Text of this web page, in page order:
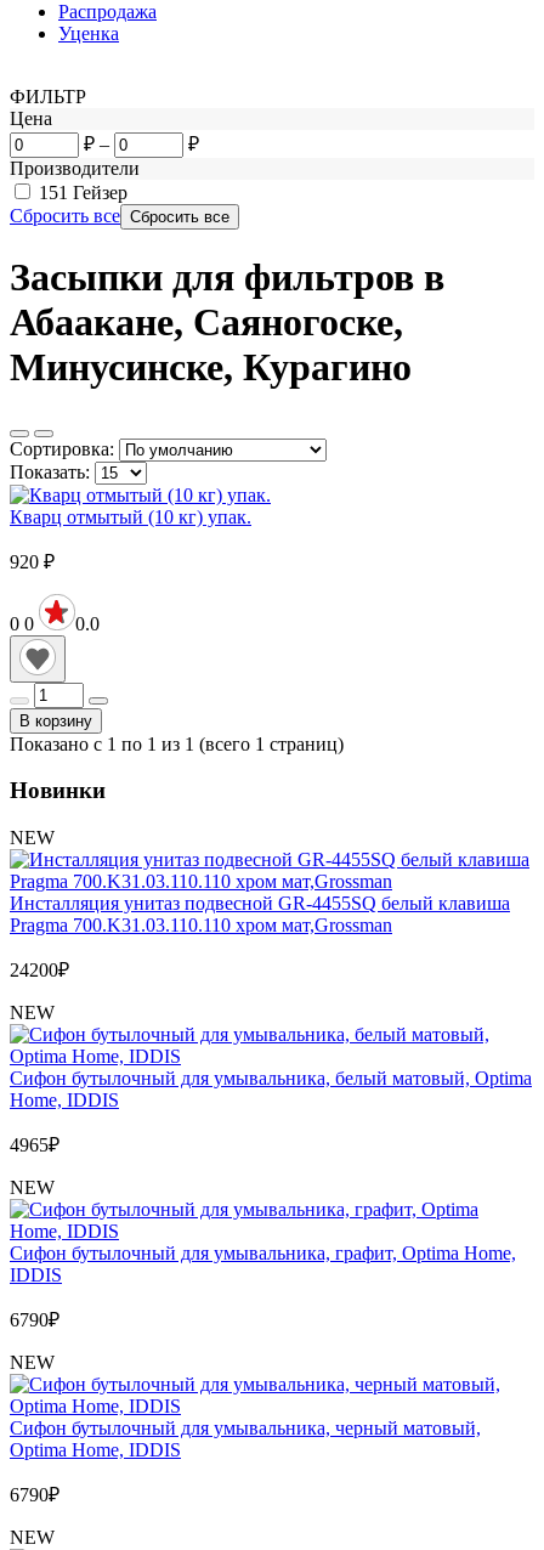
Распродажа
Уценка
ФИЛЬТР
Цена
₽ –
₽
Производители
151 Гейзер
Сбросить все
Засыпки для фильтров в
Абаакане, Саяногоске,
Минусинске, Курагино
Сортировка:
Показать:
Кварц отмытый (10 кг) упак.
920 ₽
0 0 0.0
В корзину
Показано с 1 по 1 из 1 (всего 1 страниц)
Новинки
NEW
Инсталляция унитаз подвесной GR-4455SQ белый клавиша
Pragma 700.K31.03.110.110 хром мат,Grossman
24200₽
NEW
Сифон бутылочный для умывальника, белый матовый, Optima
Home, IDDIS
4965₽
NEW
Сифон бутылочный для умывальника, графит, Optima Home,
IDDIS
6790₽
NEW
Сифон бутылочный для умывальника, черный матовый,
Optima Home, IDDIS
6790₽
NEW